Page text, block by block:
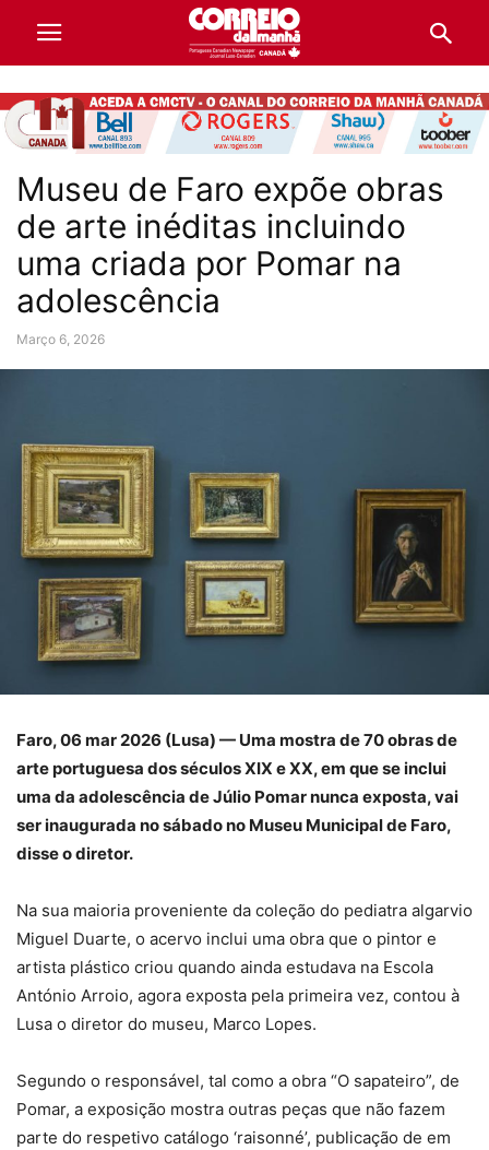
Museu de Faro expõe obras
de arte inéditas incluindo
uma criada por Pomar na
adolescência
Março 6, 2026
Faro, 06 mar 2026 (Lusa) — Uma mostra de 70 obras de
arte portuguesa dos séculos XIX e XX, em que se inclui
uma da adolescência de Júlio Pomar nunca exposta, vai
ser inaugurada no sábado no Museu Municipal de Faro,
disse o diretor.
Na sua maioria proveniente da coleção do pediatra algarvio
Miguel Duarte, o acervo inclui uma obra que o pintor e
artista plástico criou quando ainda estudava na Escola
António Arroio, agora exposta pela primeira vez, contou à
Lusa o diretor do museu, Marco Lopes.
Segundo o responsável, tal como a obra “O sapateiro”, de
Pomar, a exposição mostra outras peças que não fazem
parte do respetivo catálogo ‘raisonné’, publicação de em